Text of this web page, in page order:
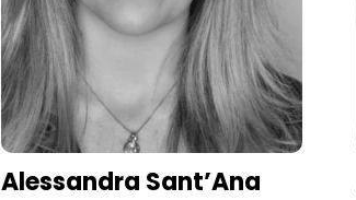
Alessandra Sant’Ana